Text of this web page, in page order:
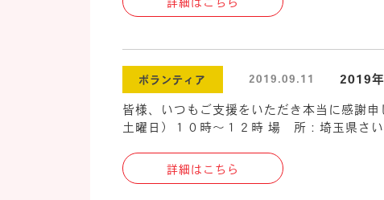
詳細はこちら
ボランティア 2019.09.11 2019
皆様、いつもご支援をいただき本当に感謝
土曜日）１０時～１２時 場 所：埼玉県さ
詳細はこちら